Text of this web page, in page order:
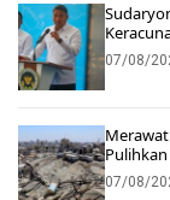
07/08/
07/08/